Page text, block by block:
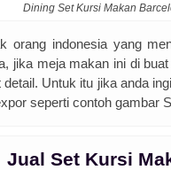
Dining Set Kursi Makan
indonesia yang
jika meja makan ini di
Untuk itu jika anda
seperti contoh gambar
Jual Set Kursi